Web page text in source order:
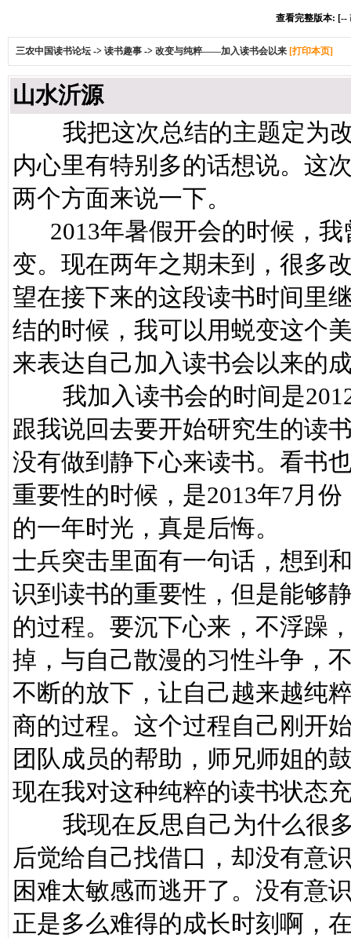
查看完整版本: [--
三农中国读书论坛 -> 读书趣事 -> 改变与纯粹——加入读书会以来 [打印本页]
山水沂源
我把这次总结的主题定为改
内心里有特别多的话想说。这
两个方面来说一下。
2013年暑假开会的时候，我
变。现在两年之期未到，很多
望在接下来的这段读书时间里
结的时候，我可以用蜕变这个
来表达自己加入读书会以来的
我加入读书会的时间是2012
跟我说回去要开始研究生的读
没有做到静下心来读书。看书
重要性的时候，是2013年7月
的一年时光，真是后悔。
士兵突击里面有一句话，想到
识到读书的重要性，但是能够
的过程。要沉下心来，不浮躁
掉，与自己散漫的习性斗争，
不断的放下，让自己越来越纯
商的过程。这个过程自己刚开
团队成员的帮助，师兄师姐的
现在我对这种纯粹的读书状态
我现在反思自己为什么很多
后觉给自己找借口，却没有意
困难太敏感而逃开了。没有意
正是多么难得的成长时刻啊，